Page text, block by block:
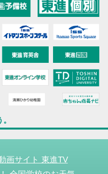
画サイト 東進TV